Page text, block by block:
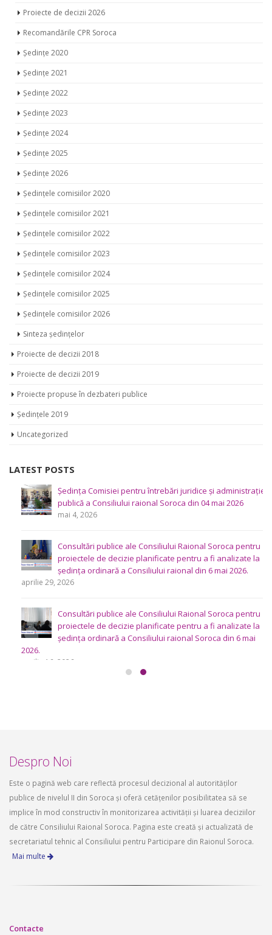
Proiecte de decizii 2026
Recomandările CPR Soroca
Ședințe 2020
Ședințe 2021
Ședințe 2022
Ședințe 2023
Ședințe 2024
Ședințe 2025
Ședințe 2026
Ședințele comisiilor 2020
Ședințele comisiilor 2021
Ședințele comisiilor 2022
Ședințele comisiilor 2023
Ședințele comisiilor 2024
Ședințele comisiilor 2025
Ședințele comisiilor 2026
Sinteza ședințelor
Proiecte de decizii 2018
Proiecte de decizii 2019
Proiecte propuse în dezbateri publice
Ședințele 2019
Uncategorized
LATEST POSTS
Ședința Comisiei pentru întrebări juridice şi administraţie
publică a Consiliului raional Soroca din 04 mai 2026
mai 4, 2026
Consultări publice ale Consiliului Raional Soroca pentru
proiectele de decizie planificate pentru a fi analizate la
ședința ordinară a Consiliului raional din 6 mai 2026.
aprilie 29, 2026
Consultări publice ale Consiliului Raional Soroca pentru
proiectele de decizie planificate pentru a fi analizate la
ședința ordinară a Consiliului raional Soroca din 6 mai
2026.
aprilie 16, 2026
Despro Noi
Este o pagină web care reflectă procesul decizional al autorităților
publice de nivelul II din Soroca și oferă cetățenilor posibilitatea să se
implice în mod constructiv în monitorizarea activității și luarea deciziilor
de către Consiliului Raional Soroca. Pagina este creată și actualizată de
secretariatul tehnic al Consiliului pentru Participare din Raionul Soroca.